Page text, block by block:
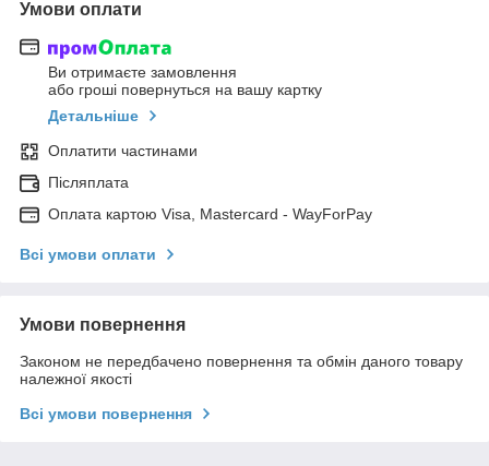
Умови оплати
Ви отримаєте замовлення
або гроші повернуться на вашу картку
Детальніше
Оплатити частинами
Післяплата
Оплата картою Visa, Mastercard - WayForPay
Всі умови оплати
Умови повернення
Законом не передбачено повернення та обмін даного товару
належної якості
Всі умови повернення